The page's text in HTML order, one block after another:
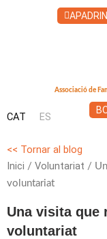
Associació de
CAT ES
<< Tornar al blog
Inici / Voluntariat /
voluntariat
Una visita que
voluntariat